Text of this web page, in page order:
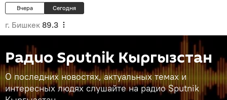
Вчера Сегодня
г. Бишкек 89.3
Радио Sputnik Кыргызстан
О последних новостях, актуальных темах и
интересных людях слушайте на радио Sputnik